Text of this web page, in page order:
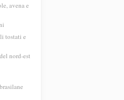
avena e
tostati e
nord-est